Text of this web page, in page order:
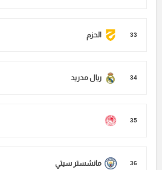
33 الحزم
34 ريال مدريد
35
36 مانشستر سيتي